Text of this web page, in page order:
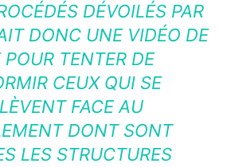
DÉVOILÉS PAR
DONC UNE VIDÉO DE
POUR TENTER DE
CEUX QUI SE
FACE AU
DONT SONT
LES STRUCTURES